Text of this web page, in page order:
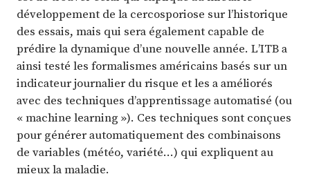
développement de la cercosporiose sur l’historique
des essais, mais qui sera également capable de
prédire la dynamique d’une nouvelle année. L’ITB a
ainsi testé les formalismes américains basés sur un
indicateur journalier du risque et les a améliorés
avec des techniques d’apprentissage automatisé (ou
« machine learning »). Ces techniques sont conçues
pour générer automatiquement des combinaisons
de variables (météo, variété…) qui expliquent au
mieux la maladie.